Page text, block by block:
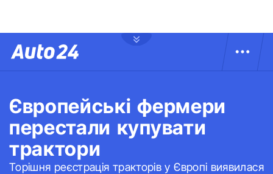
Європейські фермери
перестали купувати
трактори
Торішня реєстрація тракторів у Європі виявилася